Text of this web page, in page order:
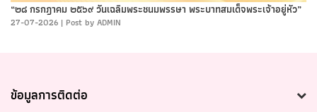
“๒๘ กรกฎาคม ๒๕๖๙ วันเฉลิมพระชนมพรรษา พระบาทสมเด็จพระเจ้าอยู่หัว”
27-07-2026 | Post by ADMIN
ข้อมูลการติดต่อ